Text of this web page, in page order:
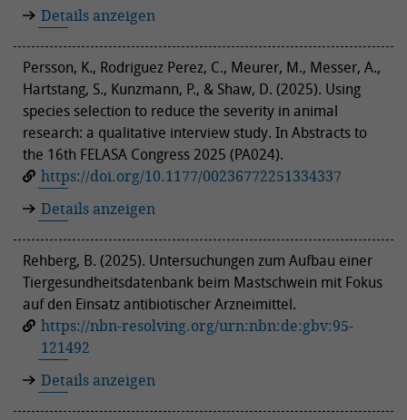
Details anzeigen
Persson, K., Rodriguez Perez, C., Meurer, M., Messer, A.,
Hartstang, S., Kunzmann, P., & Shaw, D. (2025). Using
species selection to reduce the severity in animal
research: a qualitative interview study. In Abstracts to
the 16th FELASA Congress 2025 (PA024).
https://doi.org/10.1177/00236772251334337
Details anzeigen
Rehberg, B. (2025). Untersuchungen zum Aufbau einer
Tiergesundheitsdatenbank beim Mastschwein mit Fokus
auf den Einsatz antibiotischer Arzneimittel.
https://nbn-resolving.org/urn:nbn:de:gbv:95-
121492
Details anzeigen